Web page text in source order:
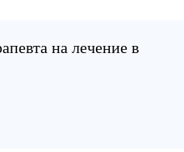
на лечение в